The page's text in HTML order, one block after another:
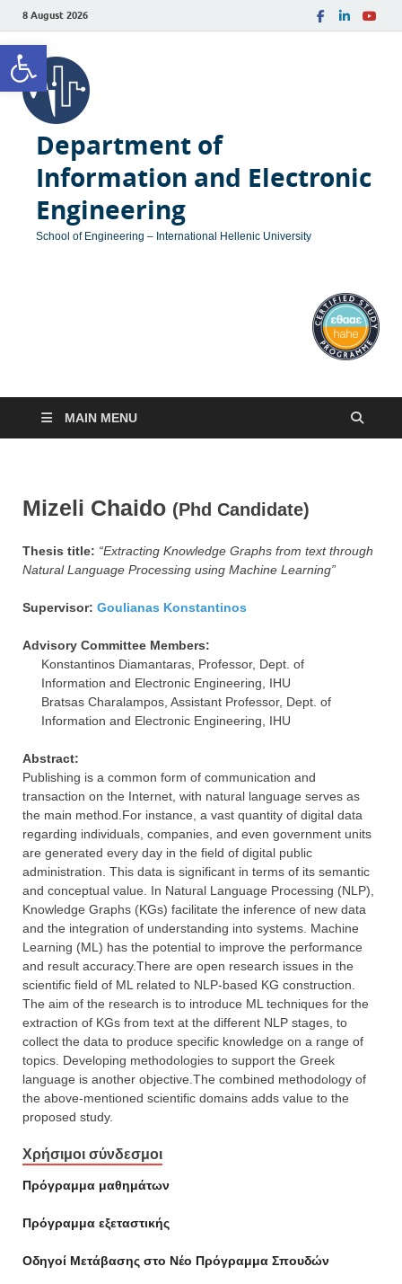
Open toolbar
8 August 2026
Department of
Information and Electronic
Engineering
School of Engineering – International Hellenic University
MAIN MENU
Mizeli Chaido (Phd Candidate)
Thesis title: “Extracting Knowledge Graphs from text through
Natural Language Processing using Machine Learning”
Supervisor: Goulianas Konstantinos
Advisory Committee Members:
Konstantinos Diamantaras, Professor, Dept. of
Information and Electronic Engineering, IHU
Bratsas Charalampos, Assistant Professor, Dept. of
Information and Electronic Engineering, IHU
Abstract:
Publishing is a common form of communication and
transaction on the Internet, with natural language serves as
the main method.For instance, a vast quantity of digital data
regarding individuals, companies, and even government units
are generated every day in the field of digital public
administration. This data is significant in terms of its semantic
and conceptual value. In Natural Language Processing (NLP),
Knowledge Graphs (KGs) facilitate the inference of new data
and the integration of understanding into systems. Machine
Learning (ML) has the potential to improve the performance
and result accuracy.There are open research issues in the
scientific field of ML related to NLP-based KG construction.
The aim of the research is to introduce ML techniques for the
extraction of KGs from text at the different NLP stages, to
collect the data to produce specific knowledge on a range of
topics. Developing methodologies to support the Greek
language is another objective.The combined methodology of
the above-mentioned scientific domains adds value to the
proposed study.
Χρήσιμοι σύνδεσμοι
Πρόγραμμα μαθημάτων
Πρόγραμμα εξεταστικής
Οδηγοί Mετάβασης στο Νέο Πρόγραμμα Σπουδών